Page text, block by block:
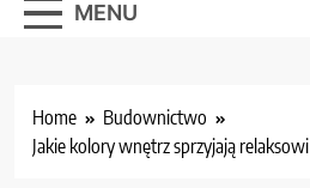
MENU
Home
Budownictwo
Jakie kolory wnętrz sprzyjają relaksowi